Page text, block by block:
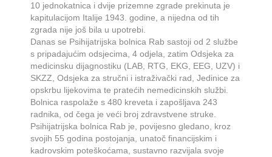
10 jednokatnica i dvije prizemne zgrade prekinuta je
kapitulacijom Italije 1943. godine, a nijedna od tih
zgrada nije još bila u upotrebi.
Danas se Psihijatrijska bolnica Rab sastoji od 2 službe
s pripadajućim odsjecima, 4 odjela, zatim Odsjeka za
medicinsku dijagnostiku (LAB, RTG, EKG, EEG, UZV) i
SKZZ, Odsjeka za stručni i istraživački rad, Jedinice za
opskrbu lijekovima te pratećih nemedicinskih službi.
Bolnica raspolaže s 480 kreveta i zapošljava 243
radnika, od čega je veći broj zdravstvene struke.
Psihijatrijska bolnica Rab je, povijesno gledano, kroz
svojih 55 godina postojanja, unatoč financijskim i
kadrovskim poteškoćama, sustavno razvijala svoje